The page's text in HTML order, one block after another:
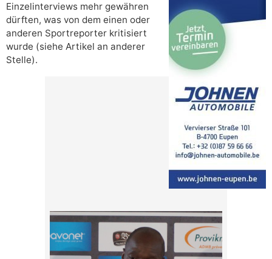
Einzelinterviews mehr gewähren
dürften, was von dem einen oder
anderen Sportreporter kritisiert
wurde (siehe Artikel an anderer
Stelle).